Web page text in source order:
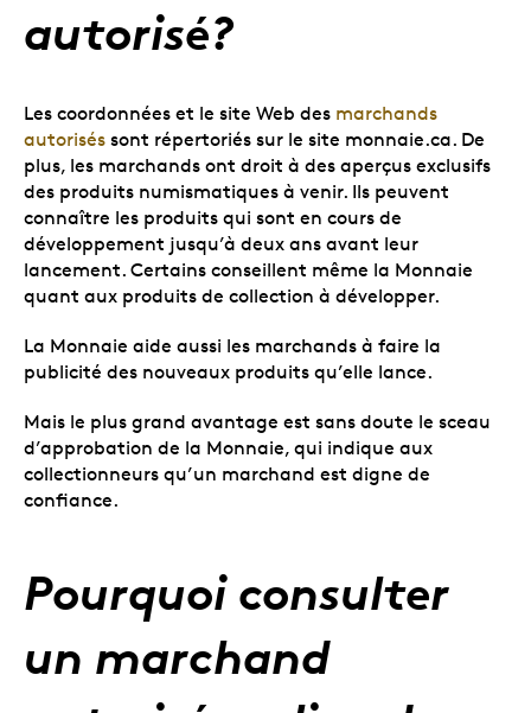
autorisé?
Les coordonnées et le site Web des marchands
autorisés sont répertoriés sur le site monnaie.ca. De
plus, les marchands ont droit à des aperçus exclusifs
des produits numismatiques à venir. Ils peuvent
connaître les produits qui sont en cours de
développement jusqu’à deux ans avant leur
lancement. Certains conseillent même la Monnaie
quant aux produits de collection à développer.
La Monnaie aide aussi les marchands à faire la
publicité des nouveaux produits qu’elle lance.
Mais le plus grand avantage est sans doute le sceau
d’approbation de la Monnaie, qui indique aux
collectionneurs qu’un marchand est digne de
confiance.
Pourquoi consulter
un marchand